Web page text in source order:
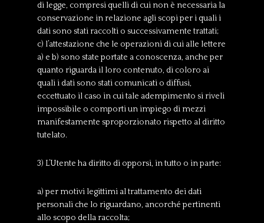
di legge, compresi quelli di cui non è necessaria la
conservazione in relazione agli scopi per i quali i
dati sono stati raccolti o successivamente trattati;
c) l’attestazione che le operazioni di cui alle lettere
a) e b) sono state portate a conoscenza, anche per
quanto riguarda il loro contenuto, di coloro ai
quali i dati sono stati comunicati o diffusi,
eccettuato il caso in cui tale adempimento si riveli
impossibile o comporti un impiego di mezzi
manifestamente sproporzionato rispetto al diritto
tutelato.
3) L’Utente ha diritto di opporsi, in tutto o in parte:
a) per motivi legittimi al trattamento dei dati
personali che lo riguardano, ancorché pertinenti
allo scopo della raccolta;